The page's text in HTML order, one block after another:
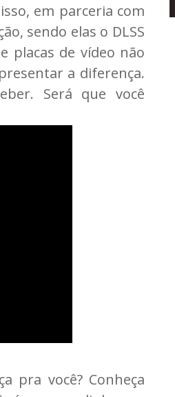
em parceria com
sendo elas o DLSS
placas de vídeo não
a diferença.
Será que você
pra você? Conheça